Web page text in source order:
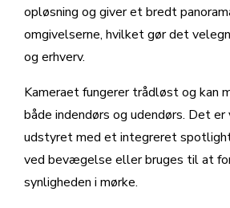
opløsning og giver et bredt
omgivelserne, hvilket gør det
og erhverv.
Kameraet fungerer trådløst og kan
både indendørs og udendørs. Det
udstyret med et integreret
ved bevægelse eller bruges til at
synligheden i mørke.